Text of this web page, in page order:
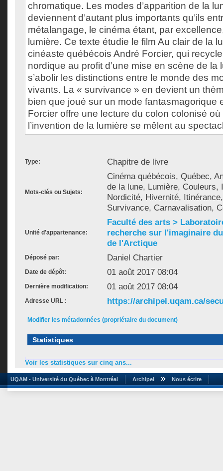
chromatique. Les modes d’apparition de la
deviennent d’autant plus importants qu’ils
métalangage, le cinéma étant, par
lumière. Ce texte étudie le film Au clair de la
cinéaste québécois André Forcier, qui
nordique au profit d’une mise en scène de la
s’abolir les distinctions entre le monde des
vivants. La « survivance » en devient un
bien que joué sur un mode fantasmagorique
Forcier offre une lecture du colon colonisé
l’invention de la lumière se mêlent au
Type: Chapitre de livre
Mots-clés ou Sujets:
Cinéma québécois, Québec,
de la lune, Lumière, Couleurs,
Nordicité, Hivernité,
Survivance, Carnavalisation,
Unité d'appartenance:
Faculté des arts >
recherche sur l'imaginaire
de l'Arctique
Déposé par: Daniel Chartier
Date de dépôt: 01 août 2017 08:04
Dernière modification: 01 août 2017 08:04
Adresse URL : https://archipel.uqam.ca/
Modifier les métadonnées (propriétaire du document)
Statistiques
Voir les statistiques sur cinq ans...
UQAM - Université du Québec à Montréal Archipel Nous écrire